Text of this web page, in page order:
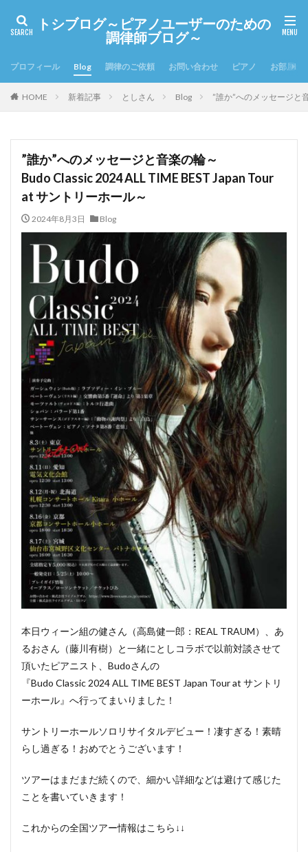
トシブログ～ピアノユーザーのための
調律師ブログ～
プロフィール Blog 調律のご依頼 お問い合わせ ピアノ お部屋の
HOME 新着記事 としさん Blog ”誰か”へのメッセージと
”誰か”へのメッセージと音楽の輪～
Budo Classic 2024 ALL TIME BEST Japan Tour
at サントリーホール～
2024年8月3日 Blog
本日ウィーン組の健さん（高島健一郎：REAL TRAUM）、あ
るおさん（藤川有樹）と一緒にとしコラボで以前対談させて
頂いたピアニスト、Budoさんの
『Budo Classic 2024 ALL TIME BEST Japan Tour at サントリ
ーホール』へ行ってまいりました！
サントリーホールソロリサイタルデビュー！凄すぎる！素晴
らし過ぎる！おめでとうございます！
ツアーはまだまだ続くので、細かい詳細などは避けて感じた
ことを書いていきます！
これからの全国ツアー情報はこちら↓↓